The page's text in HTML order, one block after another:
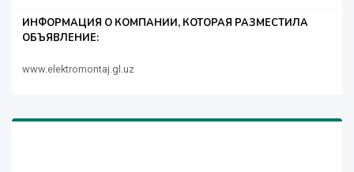
ИНФОРМАЦИЯ О КОМПАНИИ, КОТОРАЯ РАЗМЕСТИЛА
ОБЪЯВЛЕНИЕ:
www.elektromontaj.gl.uz